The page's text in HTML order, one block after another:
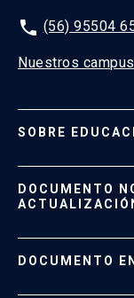
phone (56) 95504
Nuestros campus
SOBRE
Formas de Pago
Políticas de
DOCUMENTO
DOCUMENTO